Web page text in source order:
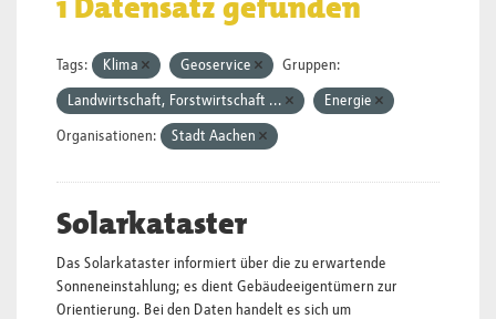
Tags: Klima Geoservice Gruppen:
Landwirtschaft, Forstwirtschaft ... Energie
Organisationen: Stadt Aachen
Solarkataster
Das Solarkataster informiert über die zu erwartende
Sonneneinstahlung; es dient Gebäudeeigentümern zur
Orientierung. Bei den Daten handelt es sich um